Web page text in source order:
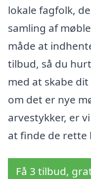
lokale fagfolk,
samling af
måde at
tilbud, så du
med at skabe
om det er nye
arvestykker, er
at finde de rette
Få 3 tilbud,